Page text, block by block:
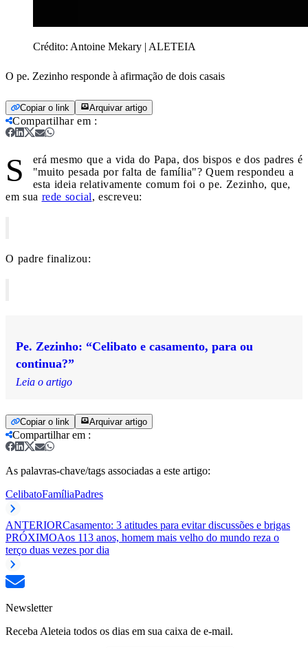
Crédito: Antoine Mekary | ALETEIA
O pe. Zezinho responde à afirmação de dois casais
Copiar o link Arquivar artigo
Compartilhar em :
S
erá mesmo que a vida do Papa, dos bispos e dos padres é
"muito pesada por falta de família"? Quem respondeu a
esta ideia relativamente comum foi o pe. Zezinho, que,
em sua rede social, escreveu:
O padre finalizou:
Pe. Zezinho: “Celibato e casamento, para ou
continua?”
Leia o artigo
Copiar o link Arquivar artigo
Compartilhar em :
As palavras-chave/tags associadas a este artigo:
CelibatoFamíliaPadres
ANTERIORCasamento: 3 atitudes para evitar discussões e brigas
PRÓXIMOAos 113 anos, homem mais velho do mundo reza o
terço duas vezes por dia
Newsletter
Receba Aleteia todos os dias em sua caixa de e-mail.